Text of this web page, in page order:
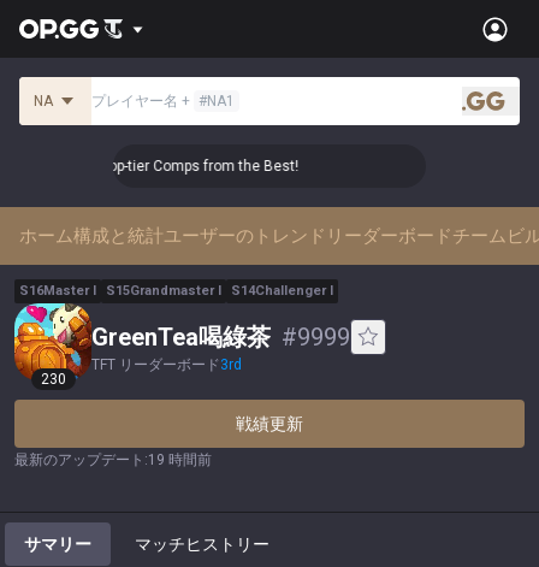
NA プレイヤー名 + #NA1
.gg
Master Top-tier Comps from the Best!
ホーム構成と統計ユーザーのトレンド リーダーボードチームビ
S16Master I S15Grandmaster I S14Challenger I
230
GreenTea喝綠茶 #9999
TFT リーダーボード3rd
戦績更新
最新のアップデート :19 時間前
サマリー マッチヒストリー